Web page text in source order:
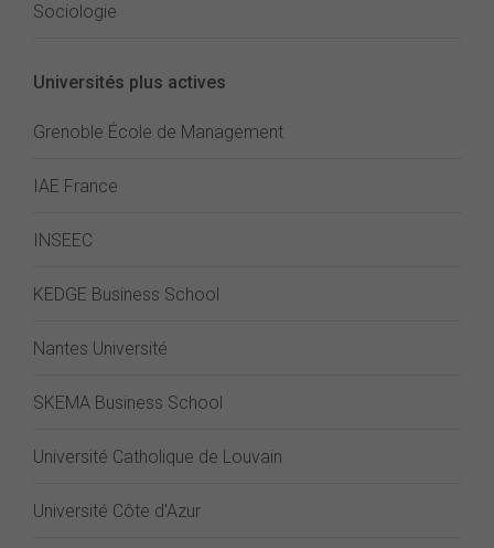
Sociologie
Universités plus actives
Grenoble École de Management
IAE France
INSEEC
KEDGE Business School
Nantes Université
SKEMA Business School
Université Catholique de Louvain
Université Côte d'Azur